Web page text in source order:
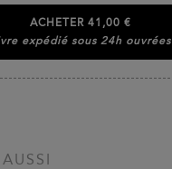
ACHETER 41,00 €
expédié sous 24h ouvrées